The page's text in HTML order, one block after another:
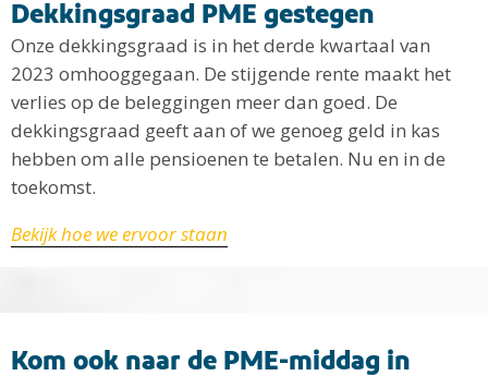
Dekkingsgraad PME gestegen
Onze dekkingsgraad is in het derde kwartaal van
2023 omhooggegaan. De stijgende rente maakt het
verlies op de beleggingen meer dan goed. De
dekkingsgraad geeft aan of we genoeg geld in kas
hebben om alle pensioenen te betalen. Nu en in de
toekomst.
Bekijk hoe we ervoor staan
Kom ook naar de PME-middag in